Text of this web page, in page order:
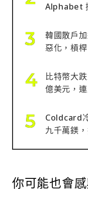
Alphabet
韓國散戶
惡化，槓
比特幣大
億美元，
Coldcard
九千萬鎂
你可能也會